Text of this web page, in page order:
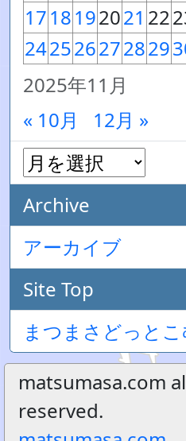
2025年11月
1718192021 22
242526272829
« 10月 12月 »
Archive
アーカイブ
Site Top
まつまさどっとこ
matsumasa.com
reserved.